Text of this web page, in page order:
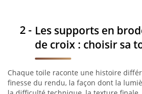
Les supports en
de croix : choisir sa
Chaque toile raconte une histoire
finesse du rendu, la façon dont la